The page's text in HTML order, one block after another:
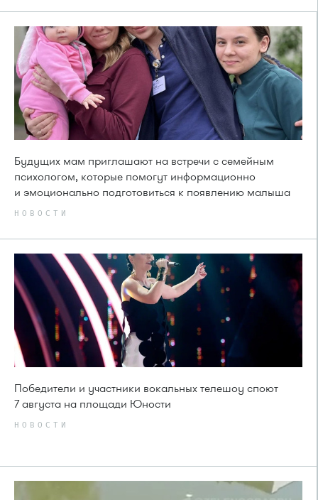
Будущих мам приглашают на встречи с семейным
психологом, которые помогут информационно
и эмоционально подготовиться к появлению малыша
НОВОСТИ
Победители и участники вокальных телешоу споют
7 августа на площади Юности
НОВОСТИ